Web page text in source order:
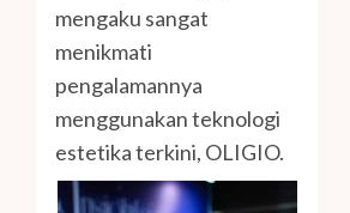
mengaku sangat
menikmati
pengalamannya
menggunakan teknologi
estetika terkini, OLIGIO.